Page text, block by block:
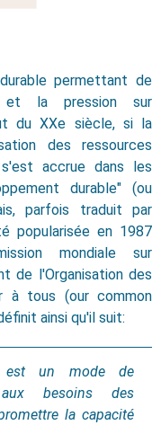
permettant de
et la pression sur
du XXe siècle, si la
des ressources
accrue dans les
durable" (ou
parfois traduit par
popularisée en 1987
mondiale sur
de l'Organisation des
à tous (our common
ainsi qu'il suit:
est un mode de
besoins des
la capacité